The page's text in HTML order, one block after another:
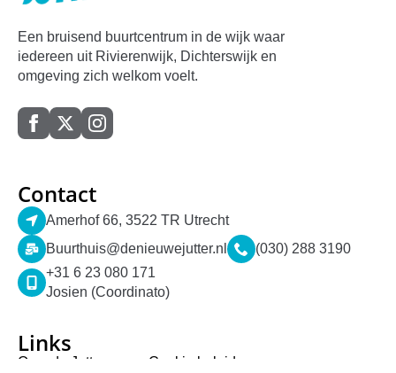
Een bruisend buurtcentrum in de wijk waar
iedereen uit Rivierenwijk, Dichterswijk en
omgeving zich welkom voelt.
Contact
Amerhof 66, 3522 TR Utrecht
Buurthuis@denieuwejutter.nl
(030) 288 3190
+31 6 23 080 171
Josien (Coordinato)
Links
Over de Jutter
Cookie beleid